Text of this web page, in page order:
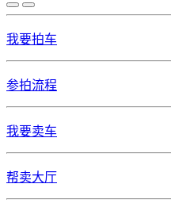
我要拍车
参拍流程
我要卖车
帮卖大厅